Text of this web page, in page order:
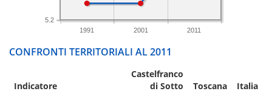
1991 2001 2011
5.2
CONFRONTI TERRITORIALI AL 2011
Indicatore
Castelfranco
di Sotto
Toscana Italia